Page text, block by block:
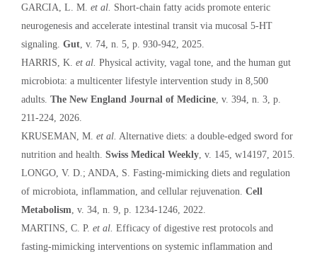
GARCIA, L. M. et al. Short-chain fatty acids promote enteric
neurogenesis and accelerate intestinal transit via mucosal 5-HT
signaling. Gut, v. 74, n. 5, p. 930-942, 2025.
HARRIS, K. et al. Physical activity, vagal tone, and the human gut
microbiota: a multicenter lifestyle intervention study in 8,500
adults. The New England Journal of Medicine, v. 394, n. 3, p.
211-224, 2026.
KRUSEMAN, M. et al. Alternative diets: a double-edged sword for
nutrition and health. Swiss Medical Weekly, v. 145, w14197, 2015.
LONGO, V. D.; ANDA, S. Fasting-mimicking diets and regulation
of microbiota, inflammation, and cellular rejuvenation. Cell
Metabolism, v. 34, n. 9, p. 1234-1246, 2022.
MARTINS, C. P. et al. Efficacy of digestive rest protocols and
fasting-mimicking interventions on systemic inflammation and